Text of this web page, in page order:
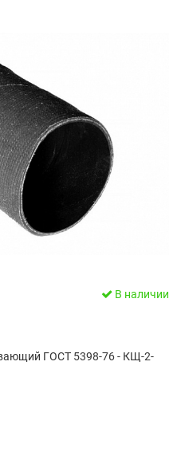
В наличии
ГОСТ 5398-76 - КЩ-2-